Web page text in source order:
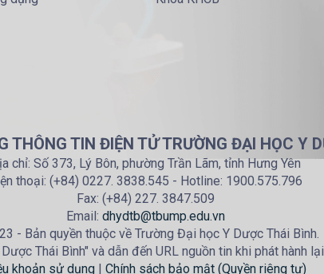
THÔNG TIN ĐIỆN TỬ TRƯỜNG ĐẠI HỌC Y
chỉ: Số 373, Lý Bôn, phường Trần Lãm, tỉnh Hưng Yên
thoại: (+84) 0227. 3838.545 - Hotline: 1900.575.796
Fax: (+84) 227. 3847.509
Email: dhydtb@tbump.edu.vn
- Bản quyền thuộc về Trường Đại học Y Dược Thái Bình.
Thái Bình" và dẫn đến URL nguồn tin khi phát hành
khoản sử dụng
Chính sách bảo mật (Quyền riêng tư)